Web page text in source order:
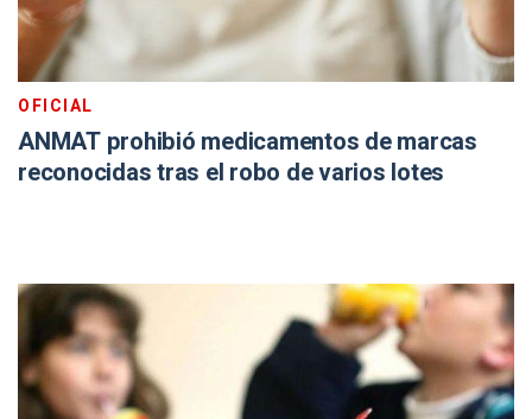
OFICIAL
ANMAT prohibió medicamentos de marcas
reconocidas tras el robo de varios lotes